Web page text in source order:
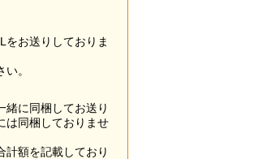
をお送りしておりま
。
緒に同梱してお送り
は同梱しておりませ
計額を記載しており